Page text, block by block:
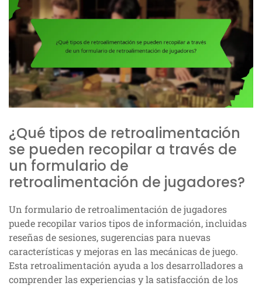
¿Qué tipos de retroalimentación
se pueden recopilar a través de
un formulario de
retroalimentación de jugadores?
Un formulario de retroalimentación de jugadores
puede recopilar varios tipos de información, incluidas
reseñas de sesiones, sugerencias para nuevas
características y mejoras en las mecánicas de juego.
Esta retroalimentación ayuda a los desarrolladores a
comprender las experiencias y la satisfacción de los